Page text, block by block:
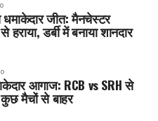
जीत: मैनचेस्टर
डर्बी में बनाया शानदार
आगाज: RCB vs SRH से
मैचों से बाहर